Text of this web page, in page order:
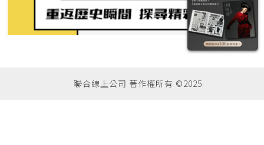
聯合線上公司 著作權所有 ©2025